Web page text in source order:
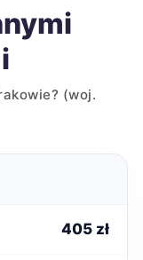
(woj.
405 zł